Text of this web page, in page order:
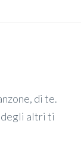
di te.
degli altri ti